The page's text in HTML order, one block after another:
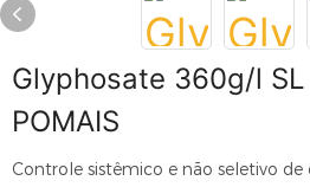
Glyphosate 360g/l SL
POMAIS
Controle sistêmico e não seletivo de